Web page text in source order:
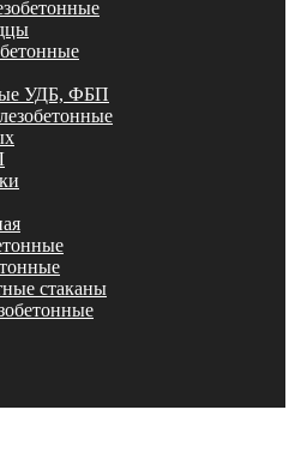
УДБ, ФБП
стаканы